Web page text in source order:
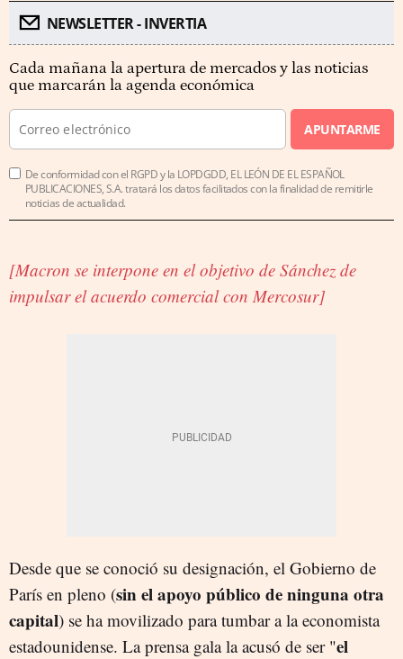
NEWSLETTER - INVERTIA
Cada mañana la apertura de mercados y las noticias
que marcarán la agenda económica
APUNTARME
De conformidad con el RGPD y la LOPDGDD, EL LEÓN DE EL ESPAÑOL
PUBLICACIONES, S.A. tratará los datos facilitados con la finalidad de remitirle
noticias de actualidad.
[Macron se interpone en el objetivo de Sánchez de
impulsar el acuerdo comercial con Mercosur]
Desde que se conoció su designación, el Gobierno de
París en pleno (sin el apoyo público de ninguna otra
capital) se ha movilizado para tumbar a la economista
estadounidense. La prensa gala la acusó de ser "el